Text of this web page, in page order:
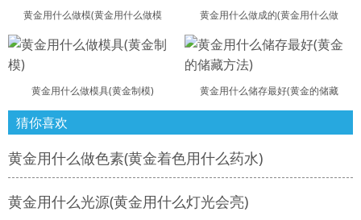
黄金用什么做模(黄金用什么做模 黄金用什么做成的(黄金用什么做
黄金用什么做模具(黄金制模) 黄金用什么储存最好(黄金的储藏
猜你喜欢
黄金用什么做色素(黄金着色用什么药水)
黄金用什么光源(黄金用什么灯光会亮)